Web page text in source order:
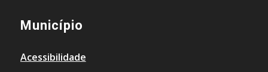
Município
Acessibilidade